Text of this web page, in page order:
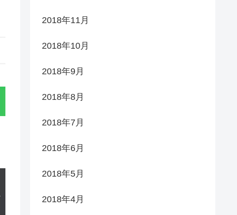
2018年11月
2018年10月
2018年9月
2018年8月
2018年7月
2018年6月
2018年5月
2018年4月